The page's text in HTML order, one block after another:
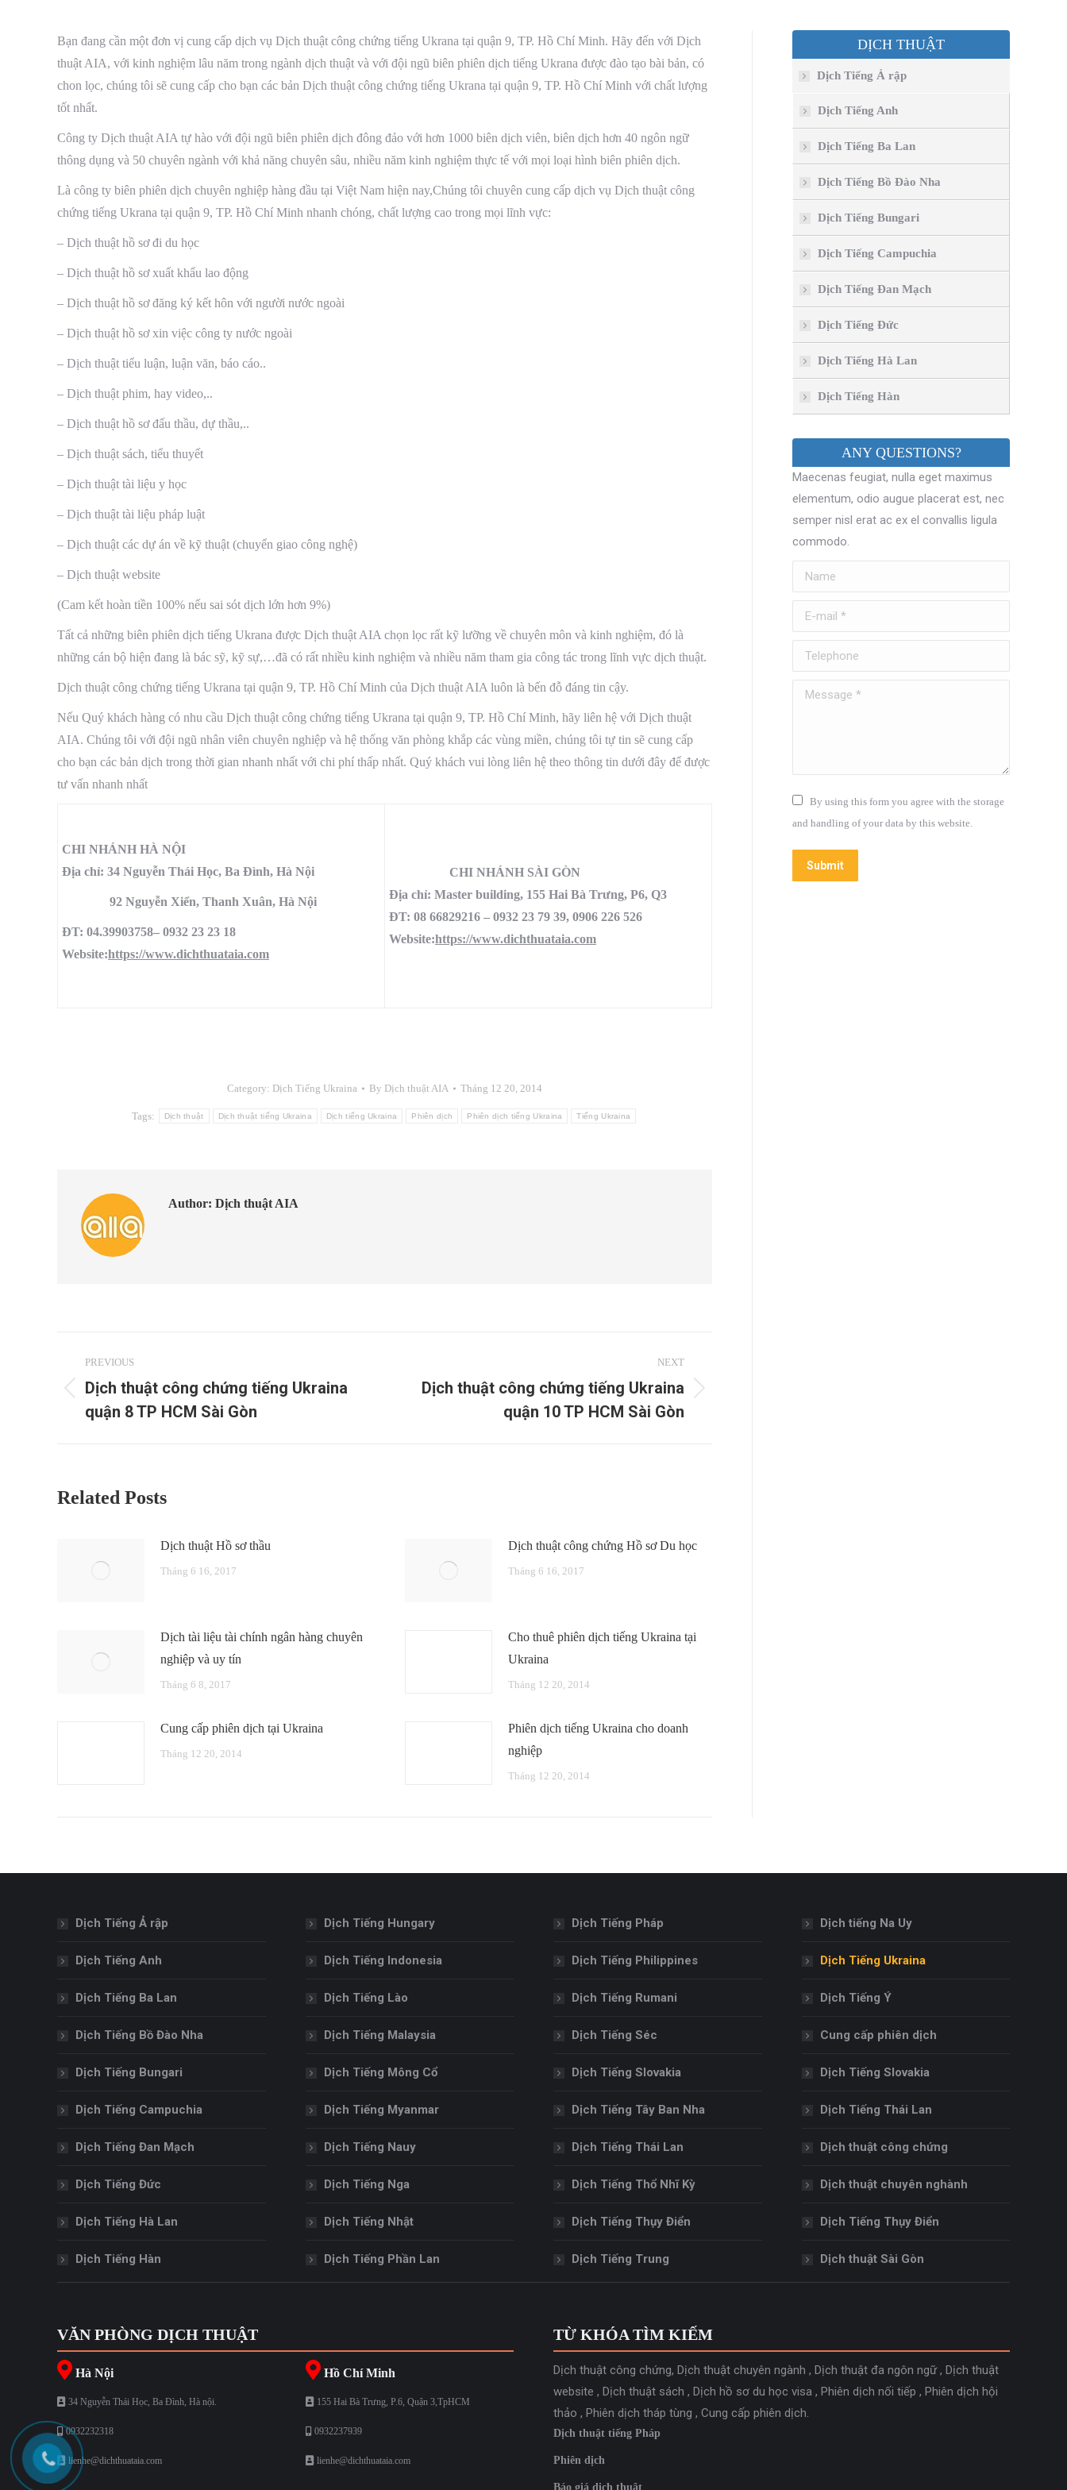
Bạn đang cần một đơn vị cung cấp dịch vụ Dịch thuật công chứng tiếng Ukrana tại quận 9, TP. Hồ Chí Minh. Hãy đến với Dịch
thuật AIA, với kinh nghiệm lâu năm trong ngành dịch thuật và với đội ngũ biên phiên dịch tiếng Ukrana được đào tạo bài bản, có
chon lọc, chúng tôi sẽ cung cấp cho bạn các bản Dịch thuật công chứng tiếng Ukrana tại quận 9, TP. Hồ Chí Minh với chất lượng
tốt nhất.
Công ty Dịch thuật AIA tự hào với đội ngũ biên phiên dịch đông đảo với hơn 1000 biên dịch viên, biên dịch hơn 40 ngôn ngữ
thông dụng và 50 chuyên ngành với khả năng chuyên sâu, nhiều năm kinh nghiệm thực tế với mọi loại hình biên phiên dịch.
Là công ty biên phiên dịch chuyên nghiệp hàng đầu tại Việt Nam hiện nay,Chúng tôi chuyên cung cấp dịch vụ Dịch thuật công
chứng tiếng Ukrana tại quận 9, TP. Hồ Chí Minh nhanh chóng, chất lượng cao trong mọi lĩnh vực:
– Dịch thuật hồ sơ đi du học
– Dịch thuật hồ sơ xuất khẩu lao động
– Dịch thuật hồ sơ đăng ký kết hôn với người nước ngoài
– Dịch thuật hồ sơ xin việc công ty nước ngoài
– Dịch thuật tiểu luận, luận văn, báo cáo..
– Dịch thuật phim, hay video,..
– Dịch thuật hồ sơ đấu thầu, dự thầu,..
– Dịch thuật sách, tiểu thuyết
– Dịch thuật tài liệu y học
– Dịch thuật tài liệu pháp luật
– Dịch thuật các dự án về kỹ thuật (chuyển giao công nghệ)
– Dịch thuật website
(Cam kết hoàn tiền 100% nếu sai sót dịch lớn hơn 9%)
Tất cả những biên phiên dịch tiếng Ukrana được Dịch thuật AIA chọn lọc rất kỹ lưỡng về chuyên môn và kinh nghiệm, đó là
những cán bộ hiện đang là bác sỹ, kỹ sự,…đã có rất nhiều kinh nghiệm và nhiều năm tham gia công tác trong lĩnh vực dịch thuật.
Dịch thuật công chứng tiếng Ukrana tại quận 9, TP. Hồ Chí Minh của Dịch thuật AIA luôn là bến đỗ đáng tin cậy.
Nếu Quý khách hàng có nhu cầu Dịch thuật công chứng tiếng Ukrana tại quận 9, TP. Hồ Chí Minh, hãy liên hệ với Dịch thuật
AIA. Chúng tôi với đội ngũ nhân viên chuyên nghiệp và hệ thống văn phòng khắp các vùng miền, chúng tôi tự tin sẽ cung cấp
cho bạn các bản dịch trong thời gian nhanh nhất với chi phí thấp nhất. Quý khách vui lòng liên hệ theo thông tin dưới đây để được
tư vấn nhanh nhất
CHI NHÁNH HÀ NỘI
Địa chỉ: 34 Nguyễn Thái Học, Ba Đình, Hà Nội
92 Nguyễn Xiển, Thanh Xuân, Hà Nội
ĐT: 04.39903758– 0932 23 23 18
Website:https://www.dichthuataia.com
CHI NHÁNH SÀI GÒN
Địa chỉ: Master building, 155 Hai Bà Trưng, P6, Q3
ĐT: 08 66829216 – 0932 23 79 39, 0906 226 526
Website:https://www.dichthuataia.com
Category: Dịch Tiếng Ukraina By Dịch thuật AIA Tháng 12 20, 2014
Tags: Dịch thuật Dịch thuật tiếng Ukraina Dịch tiếng Ukraina Phiên dịch Phiên dịch tiếng Ukraina Tiếng Ukraina
Author: Dịch thuật AIA
navigation
PREVIOUS
Previous
post:
Dịch thuật công chứng tiếng Ukraina
quận 8 TP HCM Sài Gòn
NEXT
NextDịch thuật công chứng tiếng Ukraina
quận 10 TP HCM Sài Gòn
Related Posts
Dịch thuật Hồ sơ thầu
Tháng 6 16, 2017
Dịch thuật công chứng Hồ sơ Du học
Tháng 6 16, 2017
Dịch tài liệu tài chính ngân hàng chuyên
nghiệp và uy tín
Tháng 6 8, 2017
Cho thuê phiên dịch tiếng Ukraina tại
Ukraina
Tháng 12 20, 2014
Cung cấp phiên dịch tại Ukraina
Tháng 12 20, 2014
Phiên dịch tiếng Ukraina cho doanh
nghiệp
Tháng 12 20, 2014
DỊCH THUẬT
Dịch Tiếng Ả rập
Dịch Tiếng Anh
Dịch Tiếng Ba Lan
Dịch Tiếng Bồ Đào Nha
Dịch Tiếng Bungari
Dịch Tiếng Campuchia
Dịch Tiếng Đan Mạch
Dịch Tiếng Đức
Dịch Tiếng Hà Lan
Dịch Tiếng Hàn
ANY QUESTIONS?
Maecenas feugiat, nulla eget maximus
elementum, odio augue placerat est, nec
semper nisl erat ac ex el convallis ligula
commodo.
Name
E-mail *
Telephone
Message *
By using this form you agree with the storage
and handling of your data by this website.
Submit
Dịch Tiếng Ả rập
Dịch Tiếng Anh
Dịch Tiếng Ba Lan
Dịch Tiếng Bồ Đào Nha
Dịch Tiếng Bungari
Dịch Tiếng Campuchia
Dịch Tiếng Đan Mạch
Dịch Tiếng Đức
Dịch Tiếng Hà Lan
Dịch Tiếng Hàn
Dịch Tiếng Hungary
Dịch Tiếng Indonesia
Dịch Tiếng Lào
Dịch Tiếng Malaysia
Dịch Tiếng Mông Cổ
Dịch Tiếng Myanmar
Dịch Tiếng Nauy
Dịch Tiếng Nga
Dịch Tiếng Nhật
Dịch Tiếng Phần Lan
Dịch Tiếng Pháp
Dịch Tiếng Philippines
Dịch Tiếng Rumani
Dịch Tiếng Séc
Dịch Tiếng Slovakia
Dịch Tiếng Tây Ban Nha
Dịch Tiếng Thái Lan
Dịch Tiếng Thổ Nhĩ Kỳ
Dịch Tiếng Thụy Điển
Dịch Tiếng Trung
Dịch tiếng Na Uy
Dịch Tiếng Ukraina
Dịch Tiếng Ý
Cung cấp phiên dịch
Dịch Tiếng Slovakia
Dịch Tiếng Thái Lan
Dịch thuật công chứng
Dịch thuật chuyên nghành
Dịch Tiếng Thụy Điển
Dịch thuật Sài Gòn
VĂN PHÒNG DỊCH THUẬT
Hà Nội
34 Nguyễn Thái Học, Ba Đình, Hà nội.
0932232318
lienhe@dichthuataia.com
Hồ Chí Minh
155 Hai Bà Trưng, P.6, Quận 3,TpHCM
0932237939
lienhe@dichthuataia.com
TỪ KHÓA TÌM KIẾM
Dịch thuật công chứng, Dịch thuật chuyên ngành , Dịch thuật đa ngôn ngữ, Dịch thuật
website , Dịch thuật sách , Dịch hồ sơ du học visa , Phiên dịch nối tiếp , Phiên dịch hội
thảo , Phiên dịch tháp tùng , Cung cấp phiên dịch.
Dịch thuật tiếng Pháp
Phiên dịch
Báo giá dịch thuật